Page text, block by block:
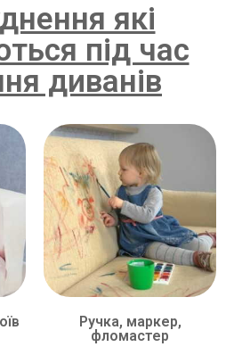
які
під час
диванів
Ручка, маркер,
фломастер